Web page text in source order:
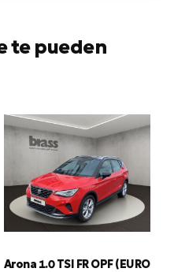
te pueden
Arona 1.0 TSI FR OPF (EURO